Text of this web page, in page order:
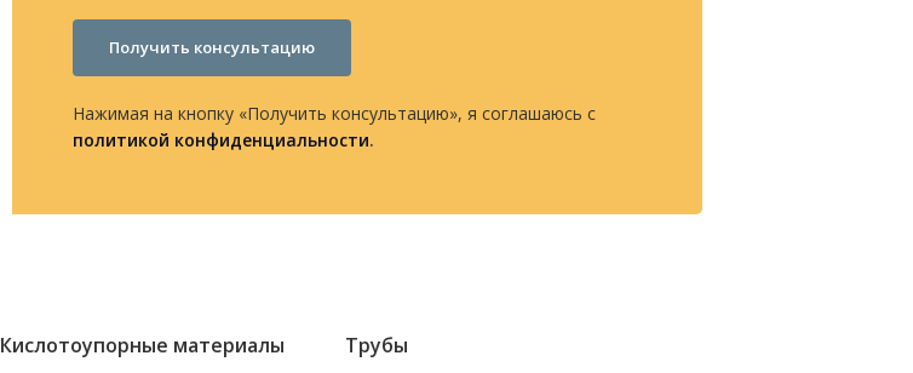
Получить консультацию
Нажимая на кнопку «Получить консультацию», я соглашаюсь с
политикой конфиденциальности.
Кислотоупорные материалы
Трубы